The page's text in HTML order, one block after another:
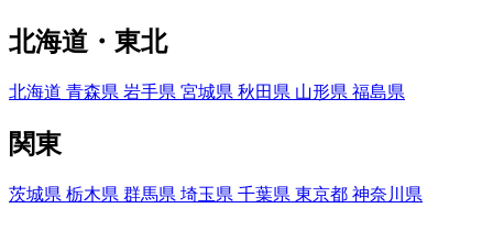
北海道・東北
北海道 青森県 岩手県 宮城県 秋田県 山形県 福島県
関東
茨城県 栃木県 群馬県 埼玉県 千葉県 東京都 神奈川県